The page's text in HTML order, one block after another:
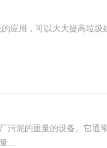
应用，可以大大提高垃
污泥的重量的设备。它
...